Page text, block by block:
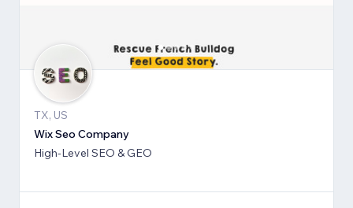
TX, US
Wix Seo Company
High-Level SEO & GEO